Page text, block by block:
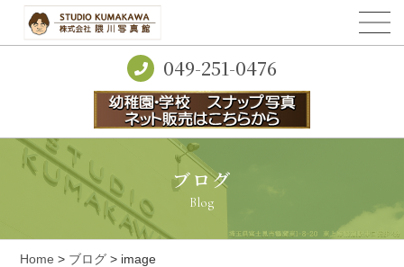
049-251-0476
ブログ
Blog
Home > ブログ > image